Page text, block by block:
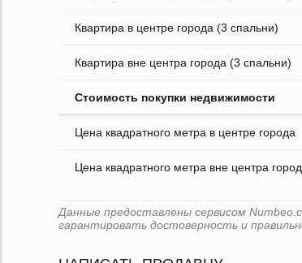
Квартира в центре города (3 спальни)
Квартира вне центра города (3 спальни)
Стоимость покупки недвижимости
Цена квадратного метра в центре города
Цена квадратного метра вне центра
Данные предоставлены сервисом
гарантировать достоверность и